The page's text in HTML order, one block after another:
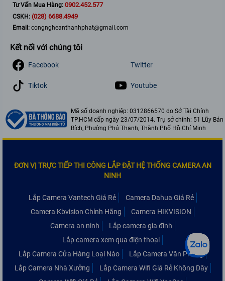
Tư Vấn Mua Hàng: 0902.452.577
CSKH: (028) 6688.4949
Email: congngheanthanhphat@gmail.com
Kết nối với chúng tôi
Facebook Twitter
Tiktok Youtube
Mã số doanh nghiệp: 0312866570 do Sở Tài Chính
TP.HCM cấp ngày 23/07/2014. Trụ sở chính: 51 Lũy Bán
Bích, Phường Phú Thạnh, Thành Phố Hồ Chí Minh
ĐƠN VỊ TRỰC TIẾP THI CÔNG LẮP ĐẶT HỆ THỐNG CAMERA AN
NINH
Lắp Camera Vantech Giá Rẻ
Camera Dahua Giá Rẻ
Camera Kbvision Chính Hãng
Camera HIKVISION
Camera an ninh
Lắp camera gia đình
Lắp camera xem qua điện thoại
Lắp Camera Cửa Hàng Loại Nào
Lắp Camera Văn Phòng
Lắp Camera Nhà Xưởng
Lắp Camera Wifi Giá Rẻ Không Dây